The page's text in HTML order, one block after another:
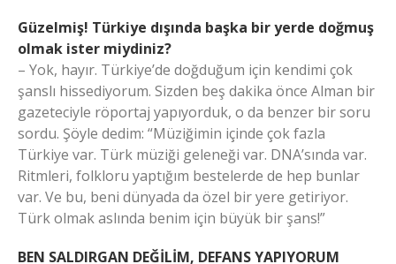
Güzelmiş! Türkiye dışında başka bir yerde doğmuş
olmak ister miydiniz?
– Yok, hayır. Türkiye’de doğduğum için kendimi çok
şanslı hissediyorum. Sizden beş dakika önce Alman bir
gazeteciyle röportaj yapıyorduk, o da benzer bir soru
sordu. Şöyle dedim: “Müziğimin içinde çok fazla
Türkiye var. Türk müziği geleneği var. DNA’sında var.
Ritmleri, folkloru yaptığım bestelerde de hep bunlar
var. Ve bu, beni dünyada da özel bir yere getiriyor.
Türk olmak aslında benim için büyük bir şans!”
BEN SALDIRGAN DEĞİLİM, DEFANS YAPIYORUM